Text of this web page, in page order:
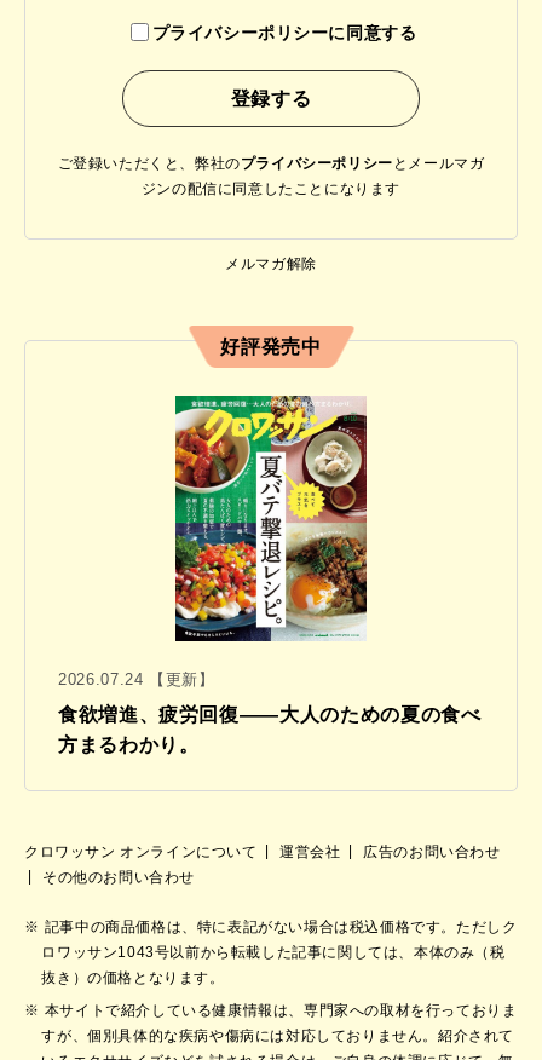
プライバシーポリシーに同意する
ご登録いただくと、弊社のプライバシーポリシー と メールマガ
ジンの配信に同意したことになります
メルマガ解除
好評発売中
2026.07.24 【更新】
食欲増進、疲労回復——大人のための夏の食べ
方まるわかり。
クロワッサン オンラインについて 運営会社
広告のお問い合わせ
その他のお問い合わせ
記事中の商品価格は、特に表記がない場合は税込価格です。ただしク
ロワッサン1043号以前から転載した記事に関しては、本体のみ（税
抜き）の価格となります。
本サイトで紹介している健康情報は、専門家への取材を行っておりま
すが、個別具体的な疾病や傷病には対応しておりません。紹介されて